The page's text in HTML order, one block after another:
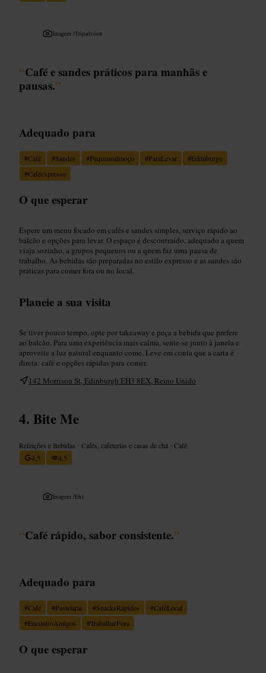
Imagem /Tripadvisor
“Café e sandes práticos para manhãs e
pausas.”
Adequado para
#Café #Sandes #Pequenoalmoço #ParaLevar #Edimburgo
#Caféexpresso
O que esperar
Espere um menu focado em cafés e sandes simples, serviço rápido ao
balcão e opções para levar. O espaço é descontraído, adequado a quem
viaja sozinho, a grupos pequenos ou a quem faz uma pausa de
trabalho. As bebidas são preparadas no estilo expresso e as sandes são
práticas para comer fora ou no local.
Planeie a sua visita
Se tiver pouco tempo, opte por takeaway e peça a bebida que prefere
ao balcão. Para uma experiência mais calma, sente-se junto à janela e
aproveite a luz natural enquanto come. Leve em conta que a carta é
direta: café e opções rápidas para comer.
142 Morrison St, Edinburgh EH3 8EX, Reino Unido
Bite Me
Refeições e Bebidas •Cafés, cafeterias e casas de chá •Café
4,5
4,5
Imagem /Eh1
“Café rápido, sabor consistente.”
Adequado para
#Café #Pastelaria #SnacksRápidos #CaféLocal
#EncontroAmigos #TrabalharFora
O que esperar